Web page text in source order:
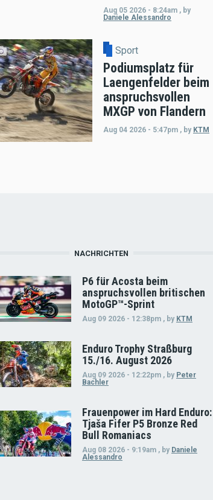
Aug 05 2026 - 8:24am , by
Daniele Alessandro
Sport
Podiumsplatz für
Laengenfelder beim
anspruchsvollen
MXGP von Flandern
Aug 04 2026 - 5:47pm , by KTM
NACHRICHTEN
P6 für Acosta beim
anspruchsvollen britischen
MotoGP™-Sprint
Aug 09 2026 - 12:38pm , by KTM
Enduro Trophy Straßburg
15./16. August 2026
Aug 09 2026 - 12:22pm , by Peter
Bachler
Frauenpower im Hard Enduro:
Tjaša Fifer P5 Bronze Red
Bull Romaniacs
Aug 08 2026 - 9:19am , by Daniele
Alessandro